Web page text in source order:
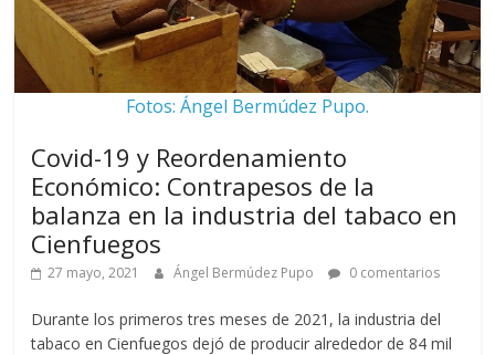
Fotos: Ángel Bermúdez Pupo.
Covid-19 y Reordenamiento
Económico: Contrapesos de la
balanza en la industria del tabaco en
Cienfuegos
27 mayo, 2021 Ángel Bermúdez Pupo 0 comentarios
Durante los primeros tres meses de 2021, la industria del
tabaco en Cienfuegos dejó de producir alrededor de 84 mil